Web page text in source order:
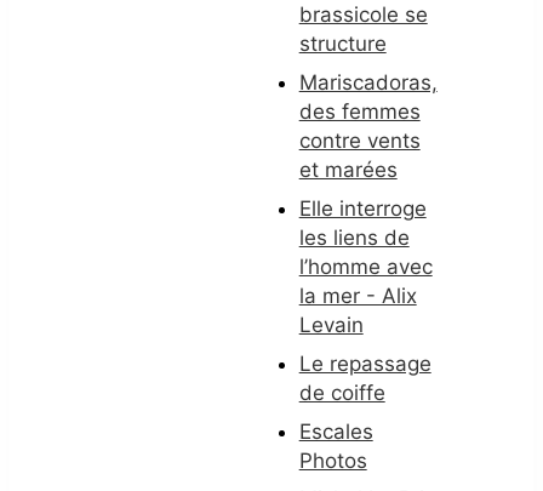
brassicole se
structure
Mariscadoras,
des femmes
contre vents
et marées
Elle interroge
les liens de
l’homme avec
la mer - Alix
Levain
Le repassage
de coiffe
Escales
Photos